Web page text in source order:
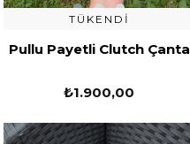
TÜKENDI
Pullu Payetli Clutch Çanta
₺1.900,00